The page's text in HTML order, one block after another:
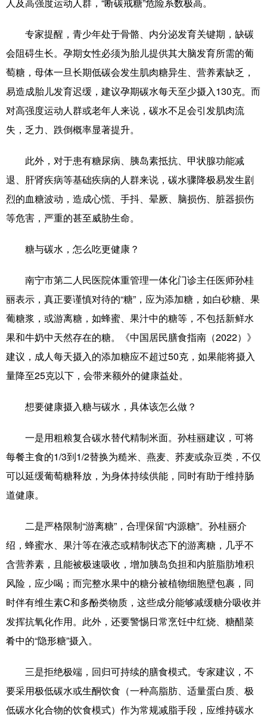
专家提醒，青少年处于骨骼、内分泌发育关键期，缺碳
会阻碍生长。孕期女性必须为胎儿提供其大脑发育所需的葡
萄糖，母体一旦长期低碳会发生肌肉糖异生、营养素缺乏，
易造成胎儿发育迟缓，建议孕期碳水每天至少摄入130克。而
对高强度运动人群或老年人来说，碳水不足会引发肌肉流
失，乏力、跌倒概率显著提升。
此外，对于患有糖尿病、胰岛素抵抗、甲状腺功能减
退、肝肾疾病等基础疾病的人群来说，碳水骤降极易发生剧
烈的血糖波动，造成心慌、手抖、晕厥、脑损伤、脏器损伤
等危害，严重的甚至威胁生命。
糖与碳水，怎么吃更健康？
南宁市第二人民医院体重管理一体化门诊主任医师孙桂
丽表示，真正要谨慎对待的“糖”，应为添加糖，如白砂糖、果
葡糖浆，或游离糖，如蜂蜜、果汁中的糖等，不包括新鲜水
果和牛奶中天然存在的糖。《中国居民膳食指南（2022）》
建议，成人每天摄入的添加糖应不超过50克，如果能将摄入
量降至25克以下，会带来额外的健康益处。
想要健康摄入糖与碳水，具体该怎么做？
一是用粗粮复合碳水替代精制米面。孙桂丽建议，可将
每餐主食的1/3到1/2替换为糙米、燕麦、荞麦或杂豆类，不仅
可以延缓葡萄糖释放，为身体持续供能，同时有助于维持肠
道健康。
二是严格限制“游离糖”，合理保留“内源糖”。孙桂丽介
绍，蜂蜜水、果汁等在液态或精制状态下的游离糖，几乎不
含营养素，且能被极速吸收，增加胰岛负担和内脏脂肪堆积
风险，应少喝；而完整水果中的糖分被植物细胞壁包裹，同
时伴有维生素C和多酚类物质，这些成分能够减缓糖分吸收并
发挥抗氧化作用。此外，还要警惕日常烹饪中红烧、糖醋菜
肴中的“隐形糖”摄入。
三是拒绝极端，回归可持续的膳食模式。专家建议，不
要采用极低碳水或生酮饮食（一种高脂肪、适量蛋白质、极
低碳水化合物的饮食模式）作为常规减脂手段，应维持碳水